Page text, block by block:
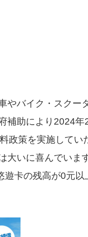
バイク・スクー
補助により2024年
政策を実施してい
大いに喜んでいま
卡の残高が0元以